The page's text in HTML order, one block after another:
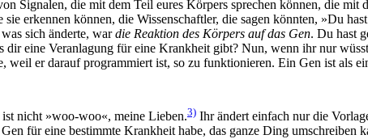
Signalen, die mit dem Teil eures Körpers sprechen können, die
erkennen können, die Wissenschaftler, die sagen könnten, »Du
sich änderte, wardie Reaktion des Körpers auf das Gen. Du hast
dir eine Veranlagung für eine Krankheit gibt? Nun, wenn ihr nur
weil er darauf programmiert ist, so zu funktionieren. Ein Gen ist als
nicht »woo-woo«, meine Lieben.3) Ihr ändert einfach nur die
für eine bestimmte Krankheit habe, das ganze Ding